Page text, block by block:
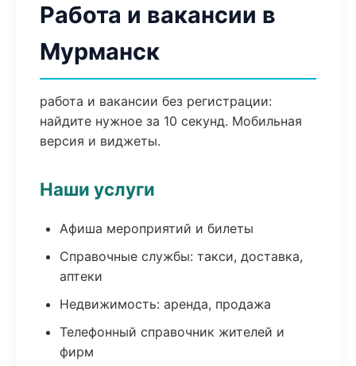
Работа и вакансии в
Мурманск
работа и вакансии без регистрации:
найдите нужное за 10 секунд. Мобильная
версия и виджеты.
Наши услуги
Афиша мероприятий и билеты
Справочные службы: такси, доставка,
аптеки
Недвижимость: аренда, продажа
Телефонный справочник жителей и
фирм